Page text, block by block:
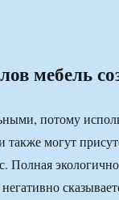
мебель
потому
могут
Полная